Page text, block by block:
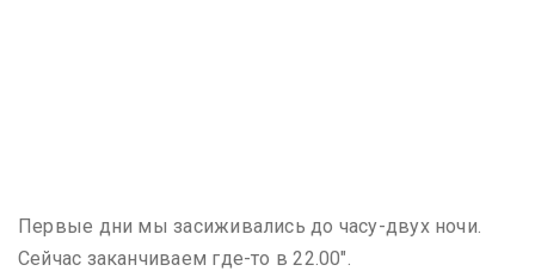
Первые дни мы засиживались до часу-двух ночи.
Сейчас заканчиваем где-то в 22.00″.